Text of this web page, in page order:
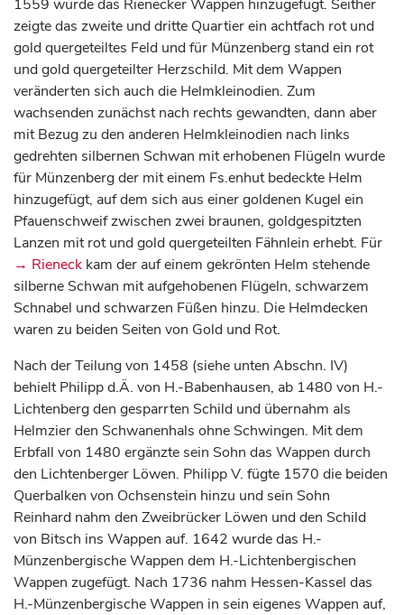
1559 wurde das Rienecker Wappen hinzugefügt. Seither
zeigte das zweite und dritte Quartier ein achtfach rot und
gold quergeteiltes Feld und für Münzenberg stand ein rot
und gold quergeteilter Herzschild. Mit dem Wappen
veränderten sich auch die Helmkleinodien. Zum
wachsenden zunächst nach rechts gewandten, dann aber
mit Bezug zu den anderen Helmkleinodien nach links
gedrehten silbernen Schwan mit erhobenen Flügeln wurde
für Münzenberg der mit einem Fs.enhut bedeckte Helm
hinzugefügt, auf dem sich aus einer goldenen Kugel ein
Pfauenschweif zwischen zwei braunen, goldgespitzten
Lanzen mit rot und gold quergeteilten Fähnlein erhebt. Für
→ Rieneck kam der auf einem gekrönten Helm stehende
silberne Schwan mit aufgehobenen Flügeln, schwarzem
Schnabel und schwarzen Füßen hinzu. Die Helmdecken
waren zu beiden Seiten von Gold und Rot.
Nach der Teilung von 1458 (siehe unten Abschn. IV)
behielt Philipp d.Ä. von H.-Babenhausen, ab 1480 von H.-
Lichtenberg den gesparrten Schild und übernahm als
Helmzier den Schwanenhals ohne Schwingen. Mit dem
Erbfall von 1480 ergänzte sein Sohn das Wappen durch
den Lichtenberger Löwen. Philipp V. fügte 1570 die beiden
Querbalken von Ochsenstein hinzu und sein Sohn
Reinhard nahm den Zweibrücker Löwen und den Schild
von Bitsch ins Wappen auf. 1642 wurde das H.-
Münzenbergische Wappen dem H.-Lichtenbergischen
Wappen zugefügt. Nach 1736 nahm Hessen-Kassel das
H.-Münzenbergische Wappen in sein eigenes Wappen auf,